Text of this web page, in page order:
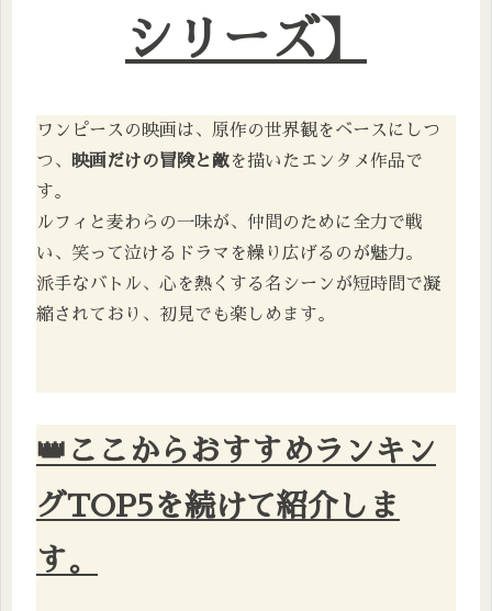
シリーズ】
ワンピースの映画は、原作の世界観をベースにしつ
つ、
映画だけの冒険と敵を描いたエンタメ作品で
す。
ルフィと麦わらの一味が、仲間のために全力で戦
い、笑って泣けるドラマを繰り広げるのが魅力。
派手なバトル、心を熱くする名シーンが短時間で凝
縮されており、初見でも楽しめます。
👑ここからおすすめランキン
グTOP5を続けて紹介しま
す。